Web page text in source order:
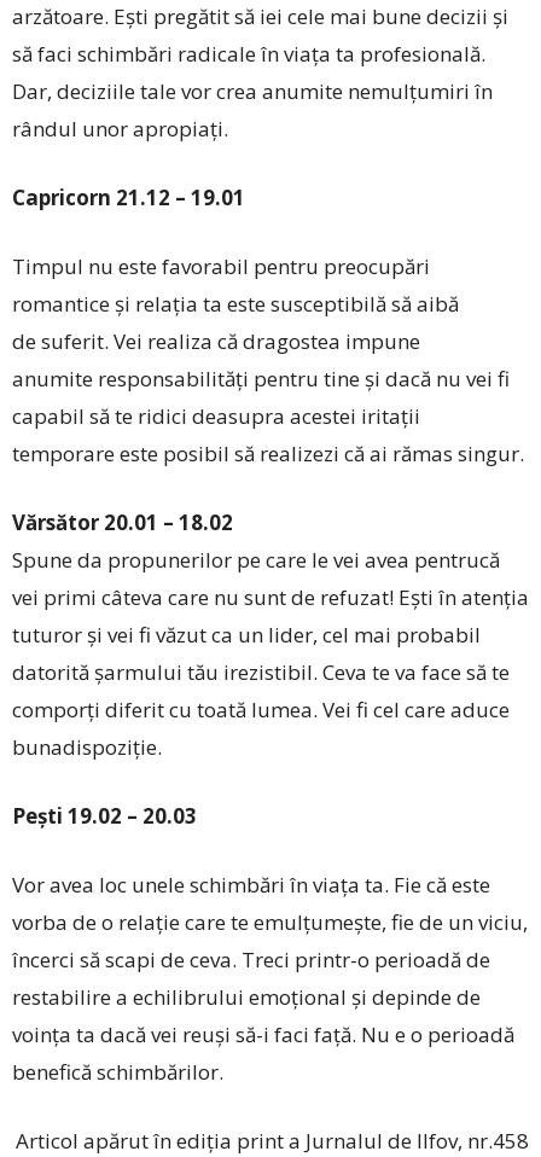
arzătoare. Ești pregătit să iei cele mai bune decizii și
să faci schimbări radicale în viața ta profesională.
Dar, deciziile tale vor crea anumite nemulțumiri în
rândul unor apropiați.
Capricorn 21.12 – 19.01
Timpul nu este favorabil pentru preocupări
romantice și relația ta este susceptibilă să aibă
de suferit. Vei realiza că dragostea impune
anumite responsabilități pentru tine și dacă nu vei fi
capabil să te ridici deasupra acestei iritații
temporare este posibil să realizezi că ai rămas singur.
Vărsător 20.01 – 18.02
Spune da propunerilor pe care le vei avea pentrucă
vei primi câteva care nu sunt de refuzat! Ești în atenția
tuturor și vei fi văzut ca un lider, cel mai probabil
datorită șarmului tău irezistibil. Ceva te va face să te
comporți diferit cu toată lumea. Vei fi cel care aduce
bunadispoziție.
Pești 19.02 – 20.03
Vor avea loc unele schimbări în viața ta. Fie că este
vorba de o relație care te emulțumește, fie de un viciu,
încerci să scapi de ceva. Treci printr-o perioadă de
restabilire a echilibrului emoțional și depinde de
voința ta dacă vei reuși să-i faci față. Nu e o perioadă
benefică schimbărilor.
Articol apărut în ediția print a Jurnalul de Ilfov, nr.458